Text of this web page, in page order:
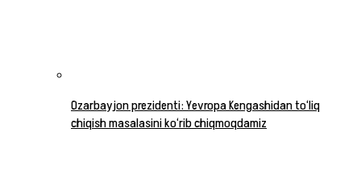
Ozarbayjon prezidenti: Yevropa Kengashidan to‘liq
chiqish masalasini ko‘rib chiqmoqdamiz